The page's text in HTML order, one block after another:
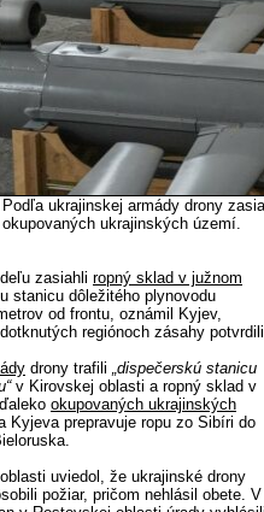
ukrajinskej armády drony
ukrajinských území.
zasiahli ropný sklad v južnom
stanicu dôležitého plynovodu
od frontu, oznámil Kyjev,
regiónoch zásahy
drony trafili „dispečerskú stanicu
v Kirovskej oblasti a ropný sklad v
okupovaných ukrajinských
Kyjeva prepravuje ropu zo Sibíri do
uviedol, že ukrajinské drony
požiar, pričom nehlásil obete. V